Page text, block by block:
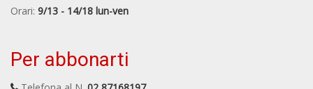
Orari: 9/13 - 14/18 lun-ven
Per abbonarti